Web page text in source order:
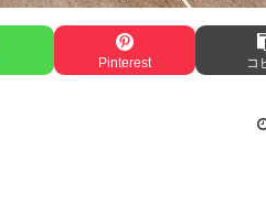
Pinterest コ